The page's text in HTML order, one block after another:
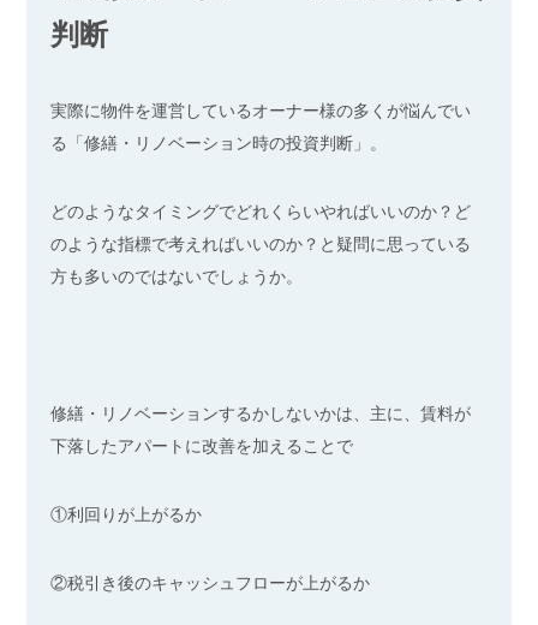
判断
実際に物件を運営しているオーナー様の多くが悩んでい
る「修繕・リノベーション時の投資判断」。
どのようなタイミングでどれくらいやればいいのか？ど
のような指標で考えればいいのか？と疑問に思っている
方も多いのではないでしょうか。
修繕・リノベーションするかしないかは、主に、賃料が
下落したアパートに改善を加えることで
①利回りが上がるか
②税引き後のキャッシュフローが上がるか